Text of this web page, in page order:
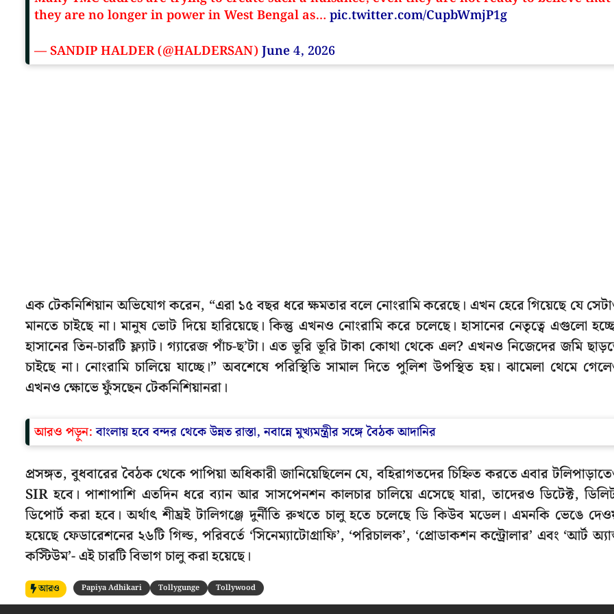
they are no longer in power in West Bengal as… pic.twitter.com/CupbWmjP1g
— SANDIP HALDER (@HALDERSAN) June 4, 2026
এক টেকনিশিয়ান অভিযোগ করেন, “এরা ১৫ বছর ধরে ক্ষমতার বলে নোংরামি করেছে। এখন হেরে গিয়েছে যে
মানতে চাইছে না। মানুষ ভোট দিয়ে হারিয়েছে। কিন্তু এখনও নোংরামি করে চলেছে। হাসানের নেতৃত্বে এগুলো
হাসানের তিন-চারটি ফ্ল্যাট। গ্যারেজ পাঁচ-ছ’টা। এত ভূরি ভূরি টাকা কোথা থেকে এল? এখনও নিজেদের জমি
চাইছে না। নোংরামি চালিয়ে যাচ্ছে।” অবশেষে পরিস্থিতি সামাল দিতে পুলিশ উপস্থিত হয়। ঝামেলা থেমে
এখনও ক্ষোভে ফুঁসছেন টেকনিশিয়ানরা।
আরও পড়ুন:বাংলায় হবে বন্দর থেকে উন্নত রাস্তা, নবান্নে মুখ্যমন্ত্রীর সঙ্গে বৈঠক আদানির
প্রসঙ্গত, বুধবারের বৈঠক থেকে পাপিয়া অধিকারী জানিয়েছিলেন যে, বহিরাগতদের চিহ্নিত করতে এবার
SIR হবে। পাশাপাশি এতদিন ধরে ব্যান আর সাসপেনশন কালচার চালিয়ে এসেছে যারা, তাদেরও ডিটেক্ট,
ডিপোর্ট করা হবে। অর্থাৎ শীঘ্রই টালিগঞ্জে দুর্নীতি রুখতে চালু হতে চলেছে ডি কিউব মডেল। এমনকি ভেঙে
হয়েছে ফেডারেশনের ২৬টি গিল্ড, পরিবর্তে ‘সিনেম্যাটোগ্রাফি’, ‘পরিচালক’, ‘প্রোডাকশন কন্ট্রোলার’ এবং ‘আর্ট
কস্টিউম’- এই চারটি বিভাগ চালু করা হয়েছে।
আরও Papiya Adhikari Tollygunge Tollywood